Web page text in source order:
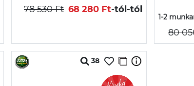
78 530 Ft 68 280 Ft-tól-tól
1-2
80
38